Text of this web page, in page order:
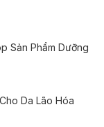
Sản Phẩm Dưỡng
Da Lão Hóa